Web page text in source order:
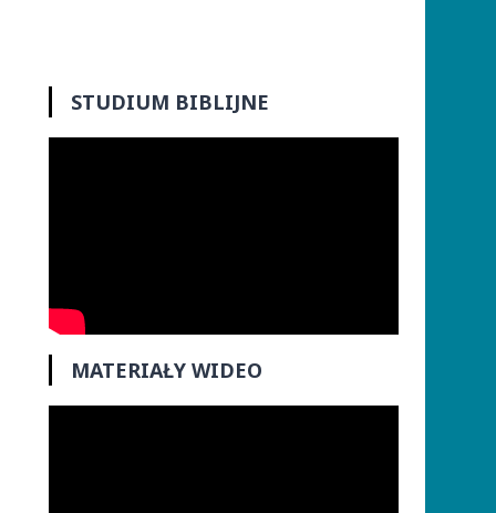
STUDIUM BIBLIJNE
MATERIAŁY WIDEO